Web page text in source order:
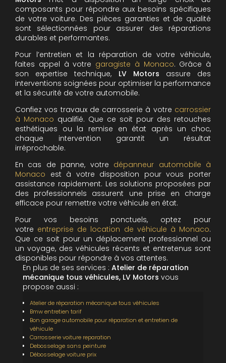
composants pour répondre aux besoins spécifiques
de votre voiture. Des pièces garanties et de qualité
sont sélectionnées pour assurer des réparations
durables et performantes.
Pour l’entretien et la réparation de votre véhicule,
faites appel à votre garagiste à Monaco. Grâce à
son expertise technique, LV Motors assure des
interventions soignées pour optimiser la performance
et la sécurité de votre automobile.
Confiez vos travaux de carrosserie à votre carrossier
à Monaco qualifié. Que ce soit pour des retouches
esthétiques ou la remise en état après un choc,
chaque intervention garantit un résultat
irréprochable.
En cas de panne, votre dépanneur automobile à
Monaco est à votre disposition pour vous porter
assistance rapidement. Les solutions proposées par
des professionnels assurent une prise en charge
efficace pour remettre votre véhicule en état.
Pour vos besoins ponctuels, optez pour
votre entreprise de location de véhicule à Monaco.
Que ce soit pour un déplacement professionnel ou
un voyage, des véhicules récents et entretenus sont
disponibles pour répondre à vos attentes.
En plus de ses services : Atelier de réparation
mécanique tous véhicules, LV Motors vous
propose aussi :
Atelier de réparation mécanique tous véhicules
Bmw entretien tarif
Bon garage automobile pour réparation et entretien de
véhicule
Carrosserie voiture reparation
Debosselage sans peinture
Débosselage voiture prix